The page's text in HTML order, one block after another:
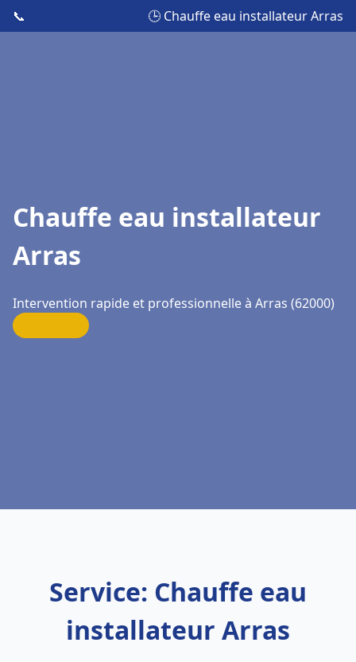
📞 🕒 Chauffe eau installateur Arras
Chauffe eau installateur
Arras
Intervention rapide et professionnelle à Arras (62000)
Service: Chauffe eau
installateur Arras